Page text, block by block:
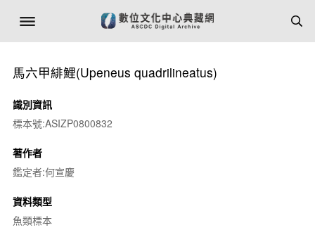
馬六甲緋鯉(Upeneus quadrilineatus)
識別資訊
標本號:ASIZP0800832
著作者
鑑定者:何宣慶
資料類型
魚類標本